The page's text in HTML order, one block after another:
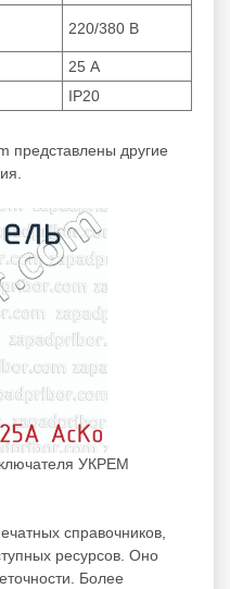
220/380 В
25 А
IP20
представлены другие
УКРЕМ
справочников,
ресурсов. Оно
Более